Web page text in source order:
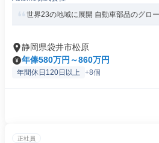
世界23の地域に展開 自動車部品のグロ
静岡県袋井市松原
年俸580万円～860万円
年間休日120日以上 +8個
正社員